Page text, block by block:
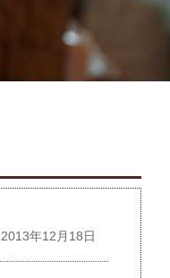
2013年12月18日